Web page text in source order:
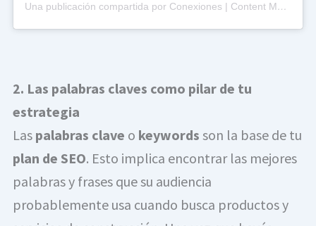
Una publicación compartida por Conexiones | Content Marketing (@somosconexiones_)
2. Las palabras claves como pilar de tu
estrategia
Las palabras clave o keywords son la base de tu
plan de SEO. Esto implica encontrar las mejores
palabras y frases que su audiencia
probablemente usa cuando busca productos y